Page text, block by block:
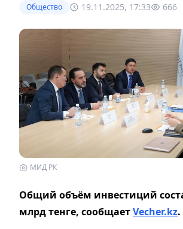
Общество 19.11.2025, 17:33 666
МИД РК
Общий объём инвестиций
млрд тенге, сообщаетVecher.kz.